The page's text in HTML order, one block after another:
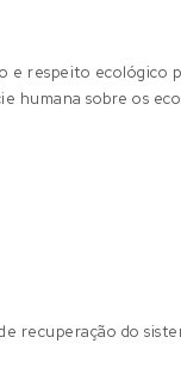
respeito ecológico
sobre os
recuperação do